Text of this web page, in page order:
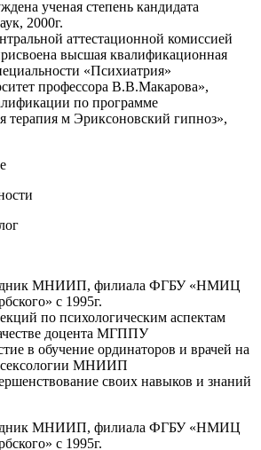
ученая степень кандидата
2000г.
аттестационной комиссией
высшая квалификационная
«Психиатрия»
профессора В.В.Макарова»,
по программе
терапия м Эриксоновский гипноз»,
МНИИП, филиала ФГБУ «НМИЦ
с 1995г.
по психологическим аспектам
доцента МГППУ
в обучение ординаторов и врачей на
сексологии МНИИП
своих навыков и знаний
МНИИП, филиала ФГБУ «НМИЦ
с 1995г.